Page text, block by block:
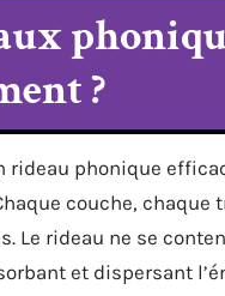
?
rideau phonique
couche,
Le rideau ne se
et dispersant